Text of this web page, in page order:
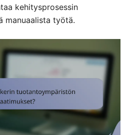
kehitysprosessin
manuaalista työtä.